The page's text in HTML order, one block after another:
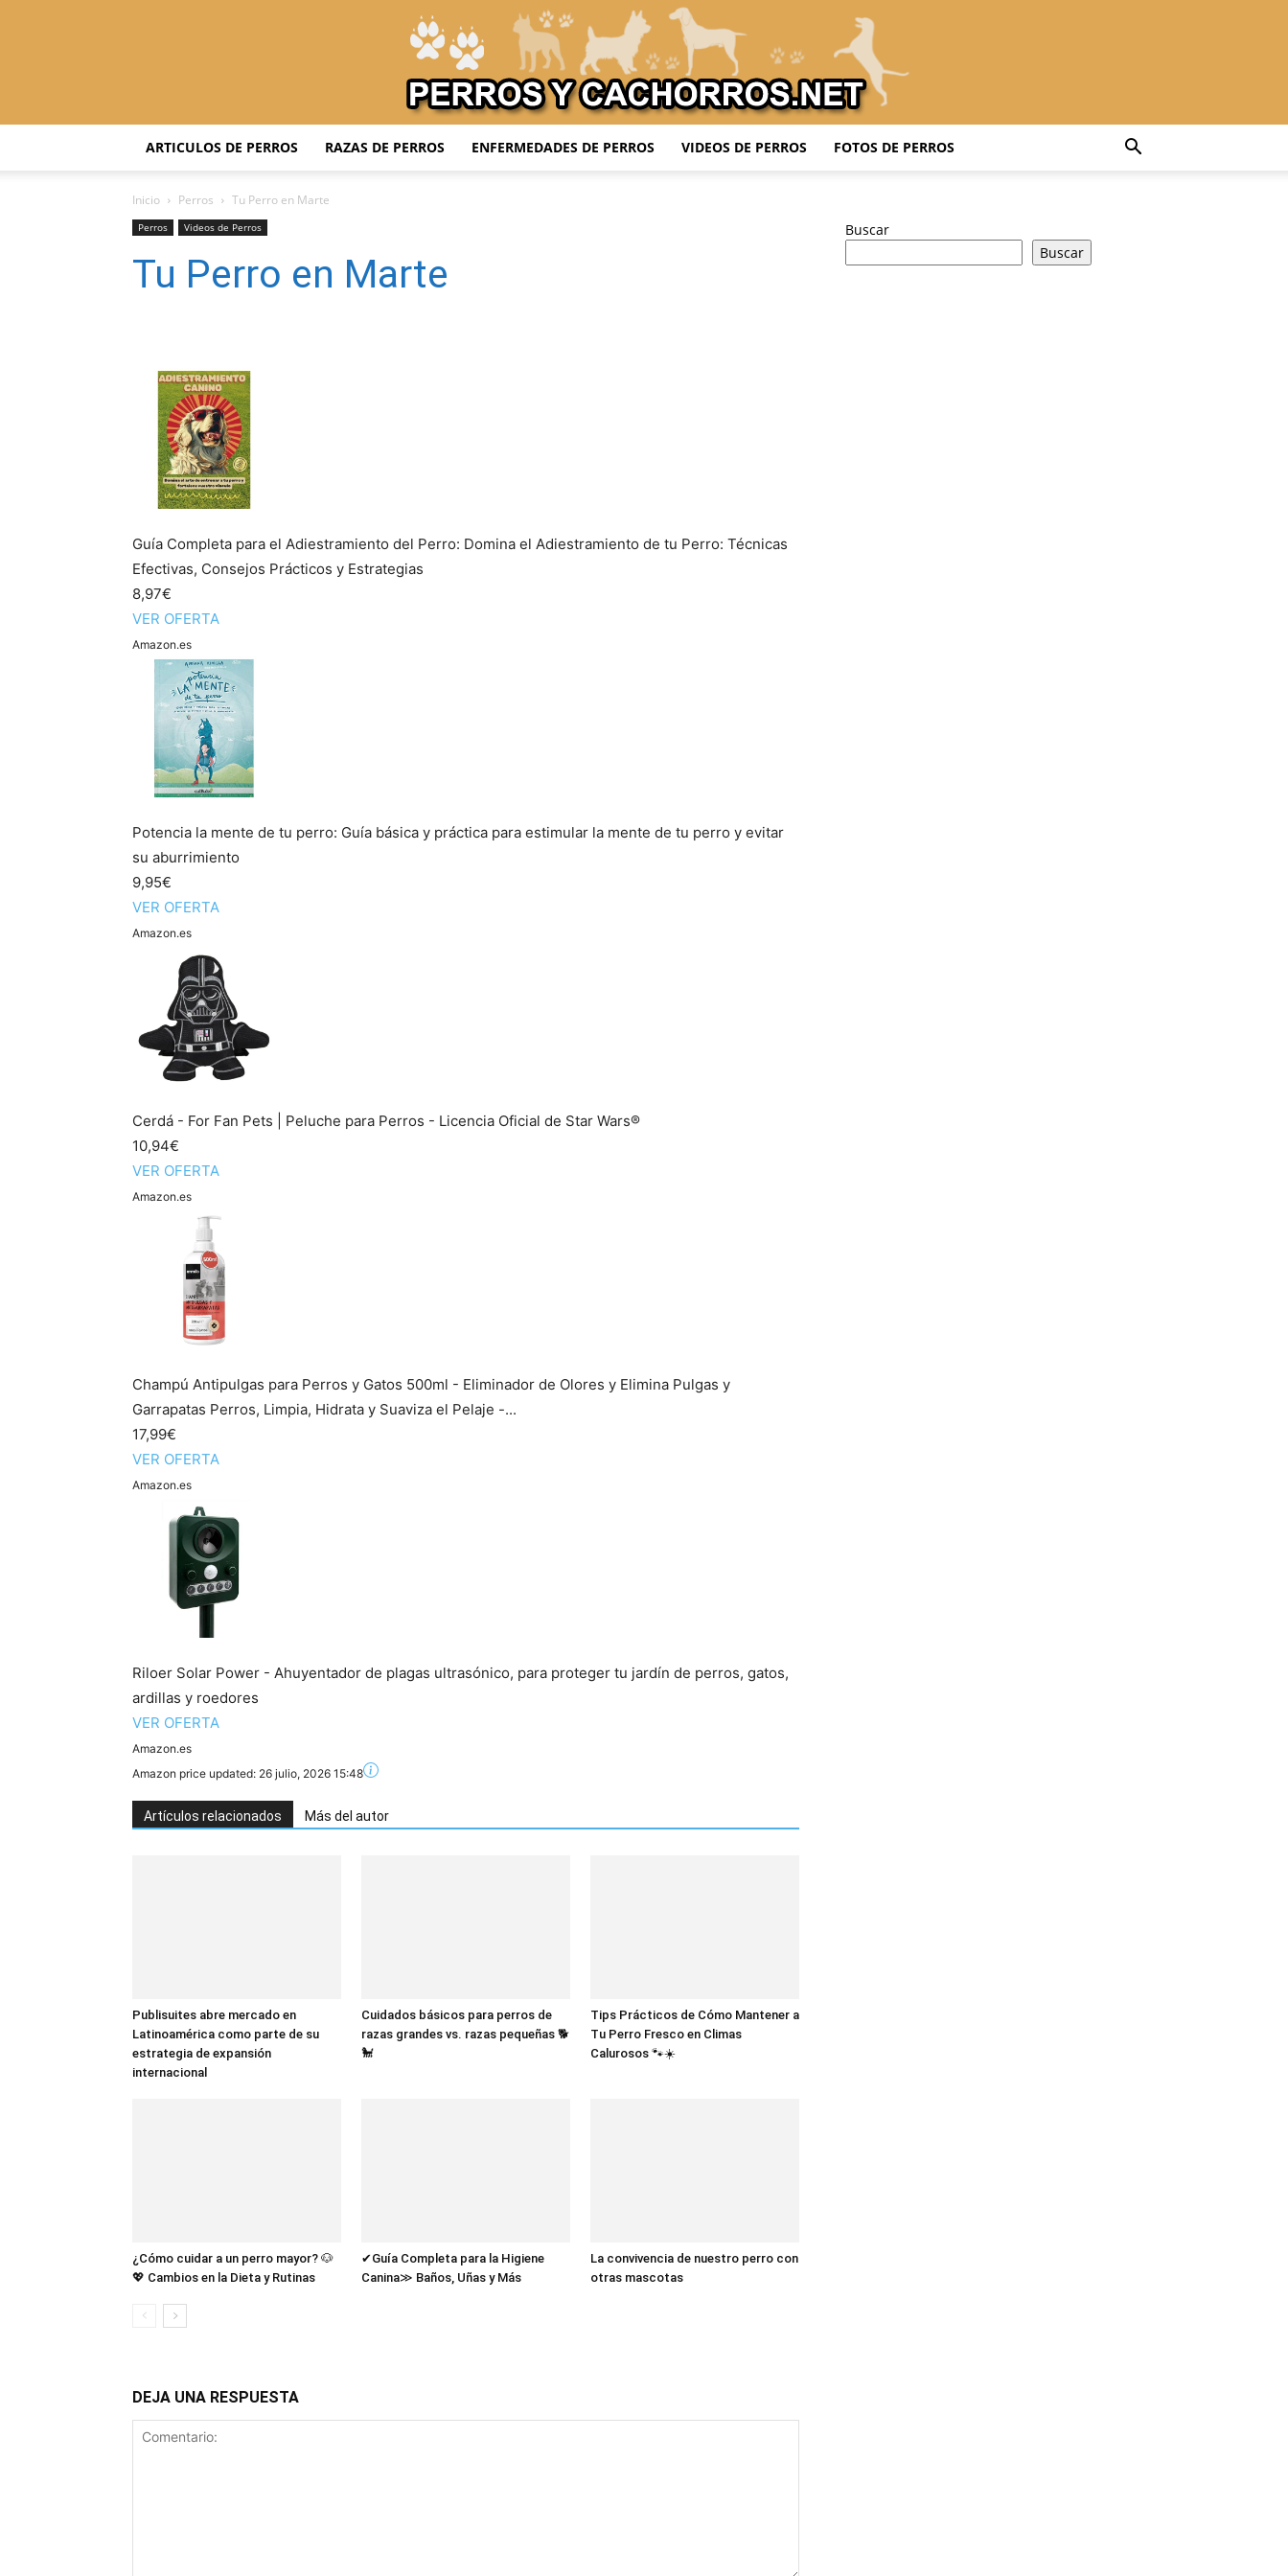
Razas
ARTICULOS DE PERROS RAZAS DE PERROS ENFERMEDADES DE PERROS VIDEOS DE PERROS FOTOS DE PERROS
Inicio Perros Tu Perro en Marte
Perros Videos de Perros
Tu Perro en Marte
Guía Completa para el Adiestramiento del Perro: Domina el Adiestramiento de tu Perro: Técnicas
Efectivas, Consejos Prácticos y Estrategias
8,97€
VER OFERTA
Amazon.es
Potencia la mente de tu perro: Guía básica y práctica para estimular la mente de tu perro y evitar
su aburrimiento
9,95€
VER OFERTA
Amazon.es
Cerdá - For Fan Pets | Peluche para Perros - Licencia Oficial de Star Wars®
10,94€
VER OFERTA
Amazon.es
Champú Antipulgas para Perros y Gatos 500ml - Eliminador de Olores y Elimina Pulgas y
Garrapatas Perros, Limpia, Hidrata y Suaviza el Pelaje -...
17,99€
VER OFERTA
Amazon.es
Riloer Solar Power - Ahuyentador de plagas ultrasónico, para proteger tu jardín de perros, gatos,
ardillas y roedores
VER OFERTA
Amazon.es
Amazon price updated: 26 julio, 2026 15:48
Artículos relacionados Más del autor
Publisuites abre mercado en
Latinoamérica como parte de su
estrategia de expansión
internacional
Cuidados básicos para perros de
razas grandes vs. razas pequeñas 🐕
🐩
Tips Prácticos de Cómo Mantener a
Tu Perro Fresco en Climas
Calurosos 🐾☀️
¿Cómo cuidar a un perro mayor? 🐶
💖 Cambios en la Dieta y Rutinas
✔Guía Completa para la Higiene
Canina≫ Baños, Uñas y Más
La convivencia de nuestro perro con
otras mascotas
DEJA UNA RESPUESTA
Buscar
Buscar